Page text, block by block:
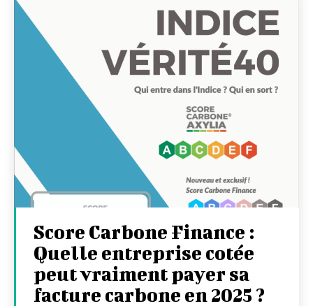
Score Carbone Finance :
Quelle entreprise cotée
peut vraiment payer sa
facture carbone en 2025 ?